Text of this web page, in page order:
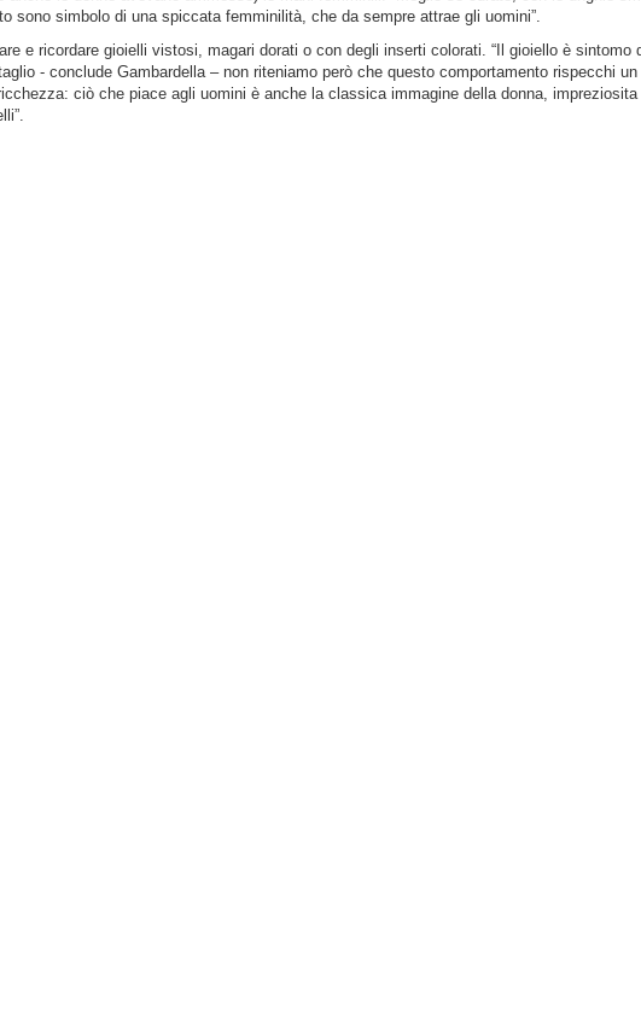
sono simbolo di una spiccata femminilità, che da sempre attrae gli uomini”.
e ricordare gioielli vistosi, magari dorati o con degli inserti colorati. “Il gioiello è sintomo
- conclude Gambardella – non riteniamo però che questo comportamento rispecchi un
ciò che piace agli uomini è anche la classica immagine della donna, impreziosita